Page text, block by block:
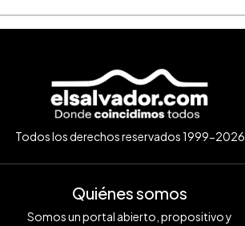
Todos los derechos reservados 1999-2026
Quiénes somos
Somos un portal abierto, propositivo y